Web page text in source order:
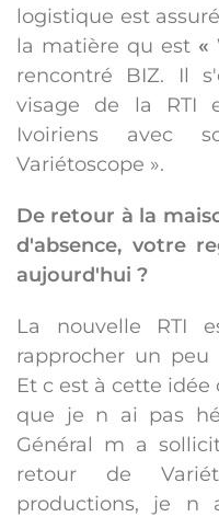
logistique est
la matière qu est «
rencontré BIZ. Il
visage de la RTI
Ivoiriens avec
Variétoscope ».
De retour à la
d'absence, votre
aujourd'hui ?
La nouvelle RTI
rapprocher un peu
Et c est à cette idée
que je n ai pas
Général m a
retour de
productions, je n